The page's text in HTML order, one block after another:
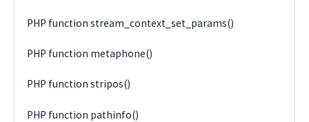
PHP function stream_context_set_params()
PHP function metaphone()
PHP function stripos()
PHP function pathinfo()